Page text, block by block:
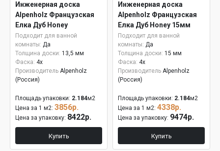
Инженерная доска
Alpenholz Французская
Елка Дуб Honey
Подходит для ванной
комнаты: Да
Толщина доски: 13,5 мм
Фаска: 4x
Производитель Alpenholz
(Россия)
Площадь упаковки: 2.184м2
Цена за 1 м2: 3856р.
Цена за упаковку: 8422р.
Купить
Инженерная доска
Alpenholz Французская
Елка Дуб Honey 15мм
Подходит для ванной
комнаты: Да
Толщина доски: 15 мм
Фаска: 4x
Производитель Alpenholz
(Россия)
Площадь упаковки: 2.184м2
Цена за 1 м2: 4338р.
Цена за упаковку: 9474р.
Купить